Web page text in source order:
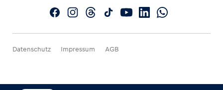
Datenschutz Impressum AGB